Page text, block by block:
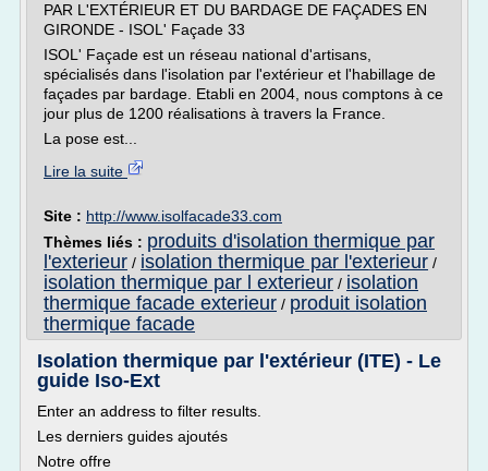
PAR L'EXTÉRIEUR ET DU BARDAGE DE FAÇADES EN
GIRONDE - ISOL' Façade 33
ISOL' Façade est un réseau national d'artisans,
spécialisés dans l'isolation par l'extérieur et l'habillage de
façades par bardage. Etabli en 2004, nous comptons à ce
jour plus de 1200 réalisations à travers la France.
La pose est...
Lire la suite
Site : http://www.isolfacade33.com
Thèmes liés : produits d'isolation thermique par
l'exterieur / isolation thermique par l'exterieur /
isolation thermique par l exterieur / isolation
thermique facade exterieur / produit isolation
thermique facade
Isolation thermique par l'extérieur (ITE) - Le
guide Iso-Ext
Enter an address to filter results.
Les derniers guides ajoutés
Notre offre